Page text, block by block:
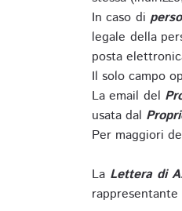
In caso di
legale della
posta
Il solo campo
La email del
usata dal
Per maggiori
La Lettera di